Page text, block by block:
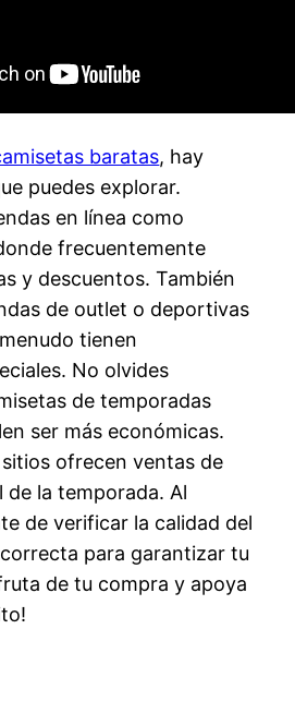
baratas, hay
puedes explorar.
en línea como
frecuentemente
y descuentos. También
de outlet o deportivas
tienen
No olvides
de temporadas
ser más económicas.
ofrecen ventas de
de la temporada. Al
de verificar la calidad del
para garantizar tu
de tu compra y apoya